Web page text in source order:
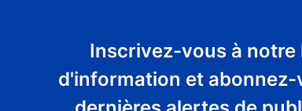
Inscrivez-vous à notre
d'information et abonnez-